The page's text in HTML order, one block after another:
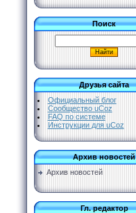
Поиск
Друзья сайта
Официальный блог
Сообщество uCoz
FAQ по системе
Инструкции для uCoz
Архив новостей
Архив новостей
Гл. редактор